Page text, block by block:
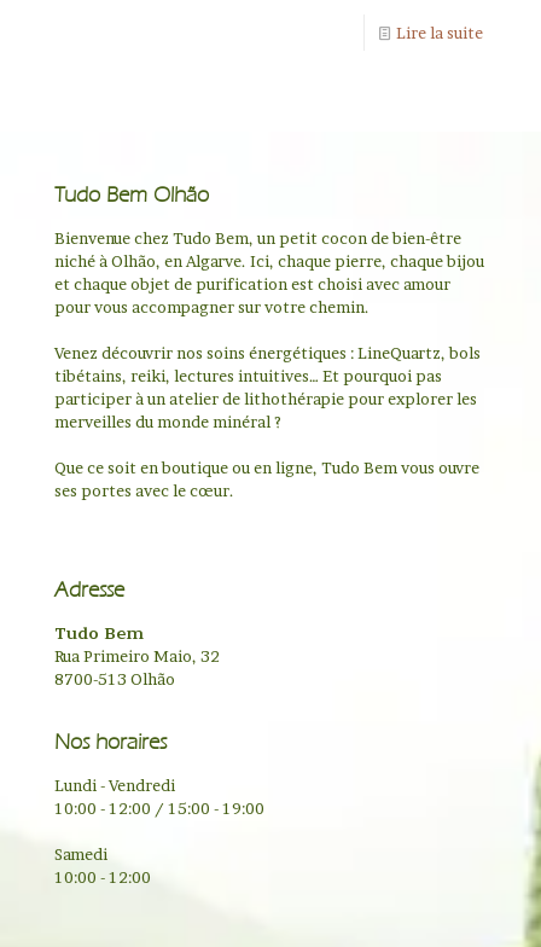
Lire la suite
Tudo Bem Olhão
Bienvenue chez Tudo Bem, un petit cocon de bien-être
niché à Olhão, en Algarve. Ici, chaque pierre, chaque bijou
et chaque objet de purification est choisi avec amour
pour vous accompagner sur votre chemin.
Venez découvrir nos soins énergétiques : LineQuartz, bols
tibétains, reiki, lectures intuitives… Et pourquoi pas
participer à un atelier de lithothérapie pour explorer les
merveilles du monde minéral ?
Que ce soit en boutique ou en ligne, Tudo Bem vous ouvre
ses portes avec le cœur.
Adresse
Tudo Bem
Rua Primeiro Maio, 32
8700-513 Olhão
Nos horaires
Lundi - Vendredi
10:00 - 12:00 / 15:00 - 19:00
Samedi
10:00 - 12:00